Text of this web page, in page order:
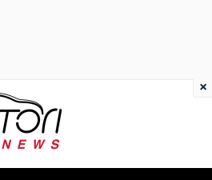
×